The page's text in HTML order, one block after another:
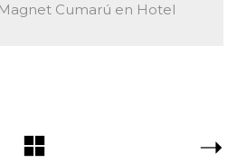
Cumarú en Hotel